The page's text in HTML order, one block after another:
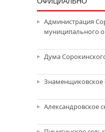
Администрация
муниципального
Дума
Знаменщиковское
Александровское